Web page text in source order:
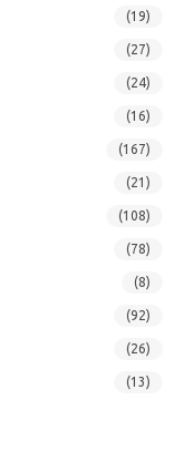
(19)
(27)
(24)
(16)
(167)
(21)
(108)
(78)
(8)
(92)
(26)
(13)